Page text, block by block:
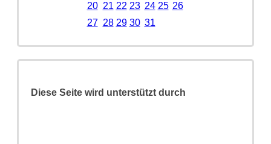
20 21 22 23 24 25 26
27 28 29 30 31
Diese Seite wird unterstützt durch